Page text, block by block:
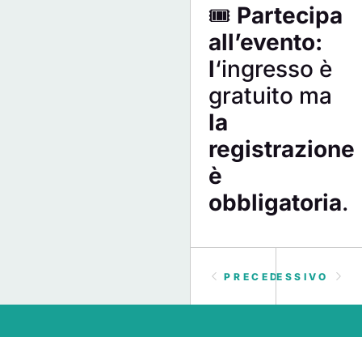
🎟 Partecipa
all’evento:
l‘ingresso è
gratuito ma
la
registrazione
è
obbligatoria.
PRECEDENTE
SUCCESSIVO